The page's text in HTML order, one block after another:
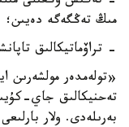
مىڭ تەڭگەگە دەيىن؛
- تراۆماتيكالىق تاپانشالار ءۇشىن
«تولەمدەر مولشەرىن
تەحنيكالىق جاي-